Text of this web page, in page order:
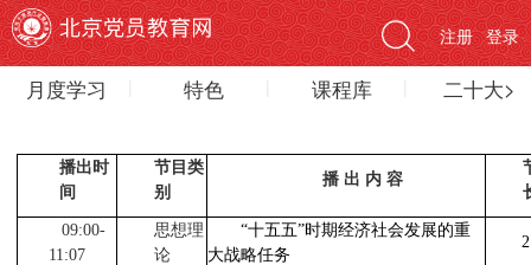
登录
注册
月度学习 特色 课程库 二十大>
播出时
间
节目类
别
播 出 内 容
09:00-
11:07
思想理
论
“十五五”时期经济社会发展的重
大战略任务